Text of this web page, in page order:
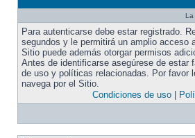
La
Para autenticarse debe estar registrado.
segundos y le permitirá un amplio acceso
Sitio puede además otorgar permisos
Antes de identificarse asegúrese de estar
de uso y políticas relacionadas. Por favor
navega por el Sitio.
Condiciones de uso|